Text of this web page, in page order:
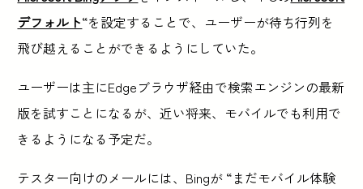
デフォルト“を設定することで、ユーザーが待ち行列を
飛び越えることができるようにしていた。
ユーザーは主にEdgeブラウザ経由で検索エンジンの最新
版を試すことになるが、近い将来、モバイルでも利用で
きるようになる予定だ。
テスター向けのメールには、Bingが “まだモバイル体験